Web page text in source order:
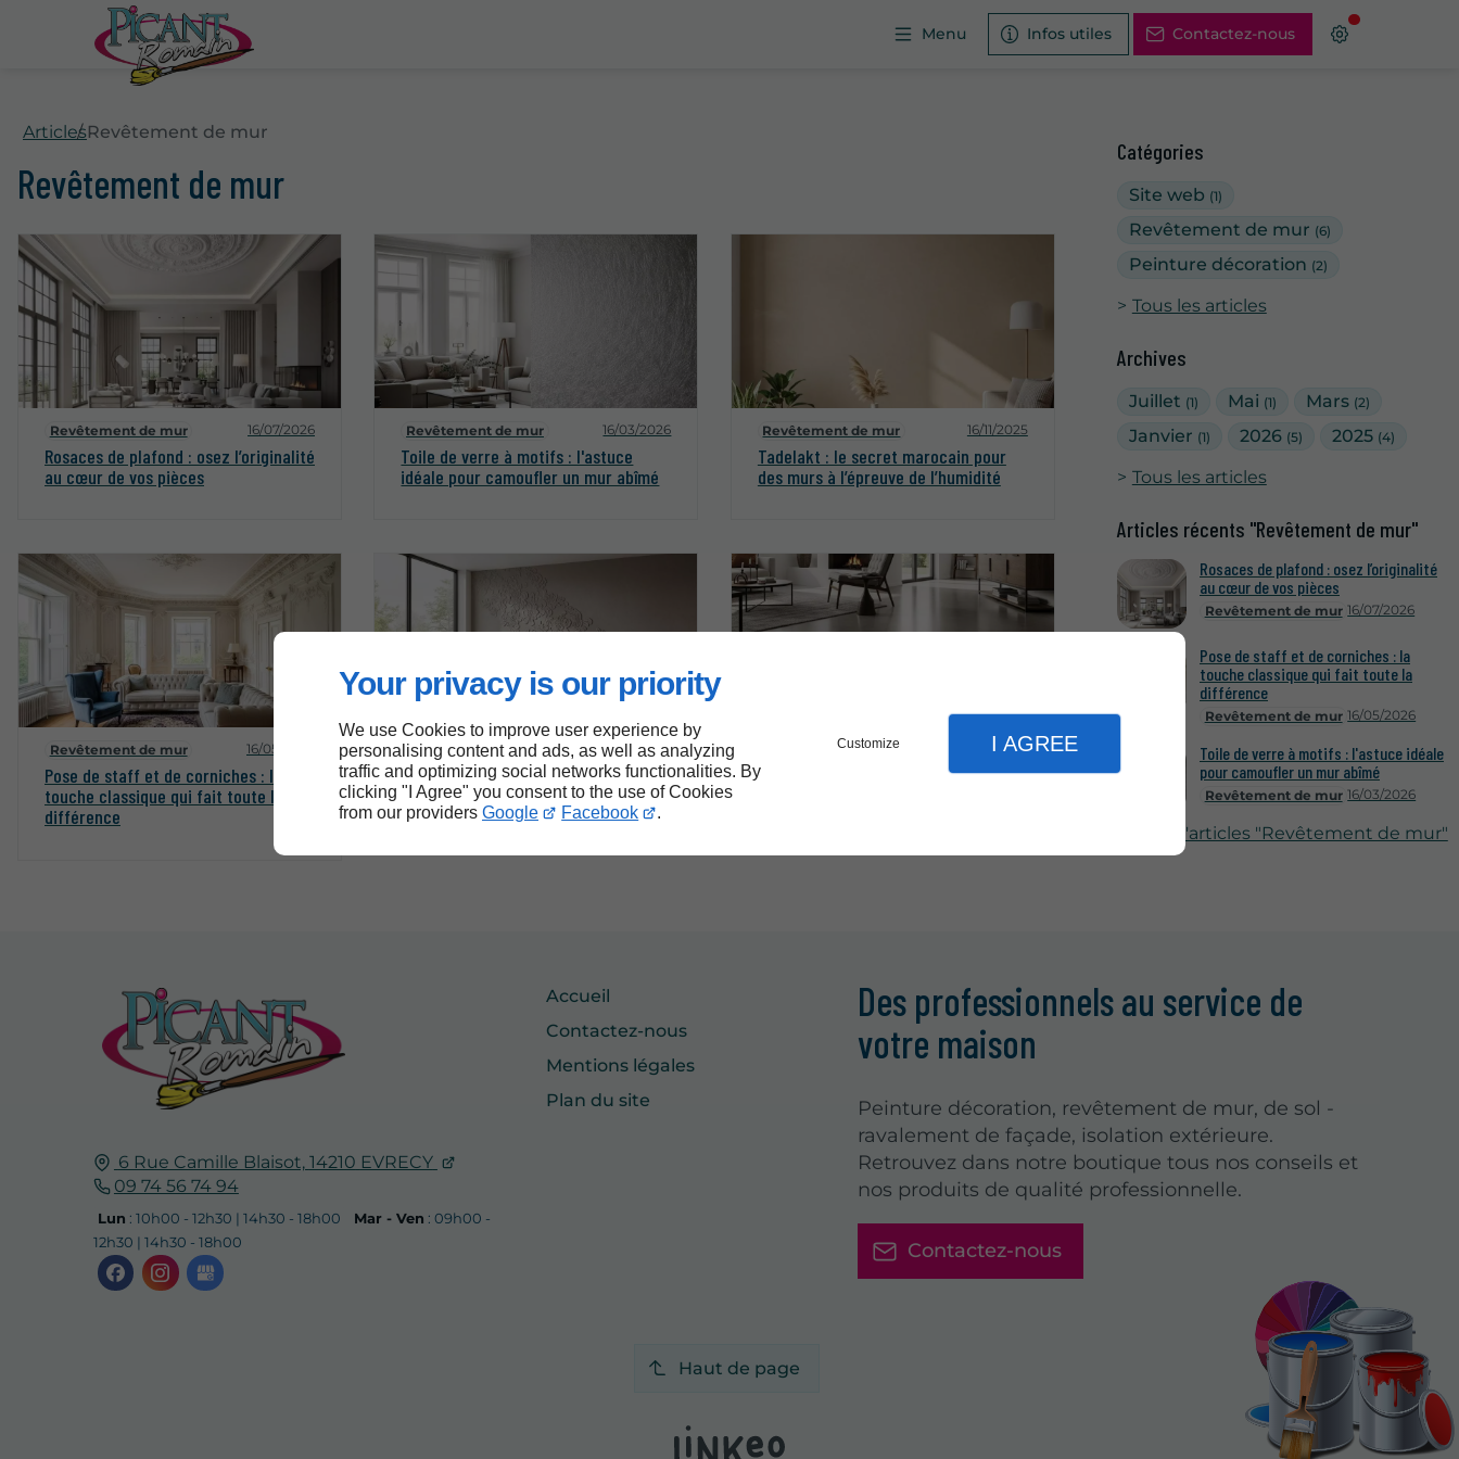
Your privacy is our priority
We use Cookies to improve user experience by
personalising content and ads, as well as analyzing
traffic and optimizing social networks functionalities. By
clicking "I Agree" you consent to the use of Cookies
from our providers Google Facebook .
Customize I AGREE
Menu Infos utiles Contactez-nous
Catégories
Site web (1)
Revêtement de mur (6)
Peinture décoration (2)
Tous les articles
Archives
Juillet (1) Mai (1) Mars (2)
Janvier (1) 2026 (5) 2025 (4)
Tous les articles
Articles récents "Revêtement de mur"
Revêtement de mur 16/07/2026
Rosaces de plafond : osez l’originalité
au cœur de vos pièces
Revêtement de mur 16/05/2026
Pose de staff et de corniches : la
touche classique qui fait toute la
différence
Revêtement de mur 16/03/2026
Toile de verre à motifs : l'astuce idéale
pour camoufler un mur abîmé
Plus d'articles "Revêtement de mur"
ArticlesRevêtement de mur
Revêtement de mur
Revêtement de mur 16/07/2026
Rosaces de plafond : osez l’originalité
au cœur de vos pièces
Revêtement de mur 16/05/2026
Pose de staff et de corniches : la
touche classique qui fait toute la
différence
Revêtement de mur 16/03/2026
Toile de verre à motifs : l'astuce
idéale pour camoufler un mur abîmé
Revêtement de mur 16/01/2026
Apprenez à poser un enduit décoratif
comme un pro en 5 étapes
Revêtement de mur 16/11/2025
Tadelakt : le secret marocain pour
des murs à l’épreuve de l’humidité
Revêtement de mur 16/07/2025
N’appliquez pas du béton ciré sans
6 Rue Camille Blaisot, 14210 EVRECY
09 74 56 74 94
Lun : 10h00 - 12h30 | 14h30 - 18h00 Mar - Ven : 09h00 -
12h30 | 14h30 - 18h00
Accueil
Contactez-nous
Mentions légales
Plan du site
Des professionnels au service de
votre maison
Peinture décoration, revêtement de mur, de sol -
ravalement de façade, isolation extérieure.
Retrouvez dans notre boutique tous nos conseils et
nos produits de qualité professionnelle.
Contactez-nous
Haut de page